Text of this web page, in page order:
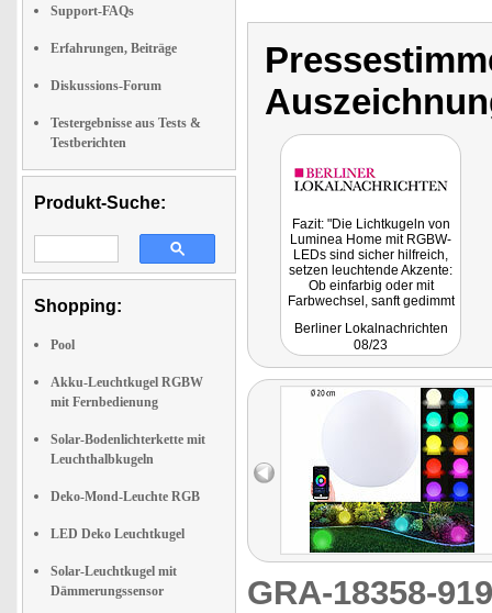
Support-FAQs
Erfahrungen, Beiträge
Diskussions-Forum
Testergebnisse aus Tests &
Testberichten
Produkt-Suche:
Shopping:
Pool
Akku-Leuchtkugel RGBW
mit Fernbedienung
Solar-Bodenlichterkette mit
Leuchthalbkugeln
Deko-Mond-Leuchte RGB
LED Deko Leuchtkugel
Solar-Leuchtkugel mit
Dämmerungssensor
Fazit: "Die Lichtkugeln von
Luminea Home mit RGBW-
LEDs sind sicher hilfreich,
setzen leuchtende Akzente:
Ob einfarbig oder mit
Farbwechsel, sanft gedimmt
das Licht Lichtkugel hilft die
Dunkelheit zu verbannen.
Stromanschluss dank Akku."
Berliner Lokalnachrichten
08/23
GRA-18358-